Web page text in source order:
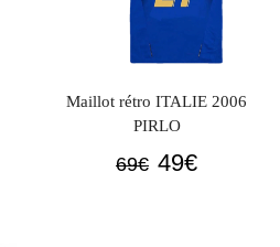
Maillot rétro ITALIE 2006
PIRLO
69€ Le
49€Le